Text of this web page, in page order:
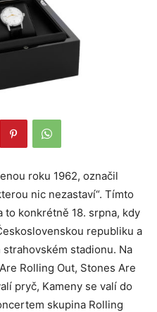
roku 1962, označil
nic nezastaví“. Tímto
to konkrétně 18. srpna, kdy
republiku a
stadionu. Na
Rolling Out, Stones Are
pryč, Kameny se valí do
skupina Rolling